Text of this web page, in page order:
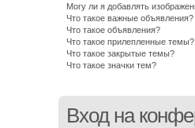
Могу ли я добавлять
Что такое важные объявления?
Что такое объявления?
Что такое прилепленные темы?
Что такое закрытые темы?
Что такое значки тем?
Вход на